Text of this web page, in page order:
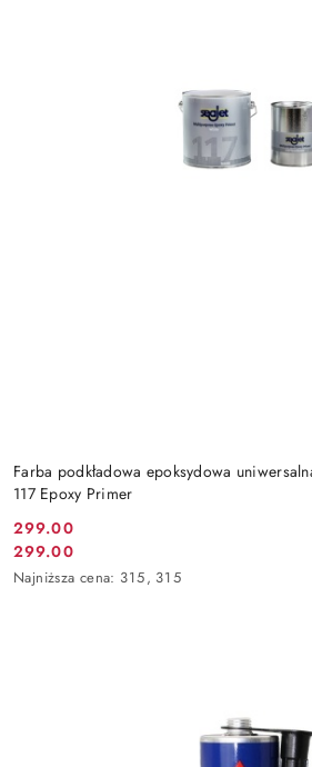
Farba podkładowa epoksydowa
117 Epoxy Primer
Cena
promocyjna:
299.00
Cena
promocyjna:
299.00
Najniższa
Najniższa cena: 315, 315